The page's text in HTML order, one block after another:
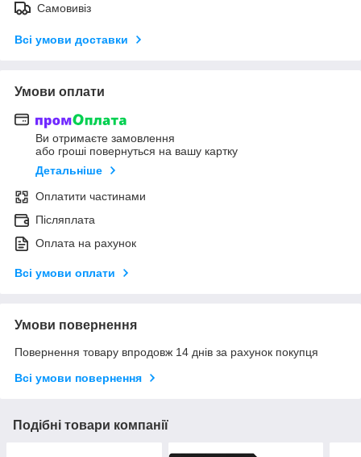
Самовивіз
Всі умови доставки
Умови оплати
Ви отримаєте замовлення
або гроші повернуться на вашу картку
Детальніше
Оплатити частинами
Післяплата
Оплата на рахунок
Всі умови оплати
Умови повернення
Повернення товару впродовж 14 днів за рахунок покупця
Всі умови повернення
Подібні товари компанії